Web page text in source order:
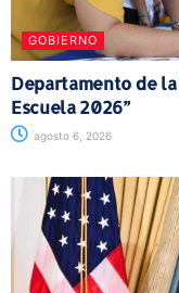
GOBIERNO
Departamento de la
Escuela 2026”
agosto 6, 2026